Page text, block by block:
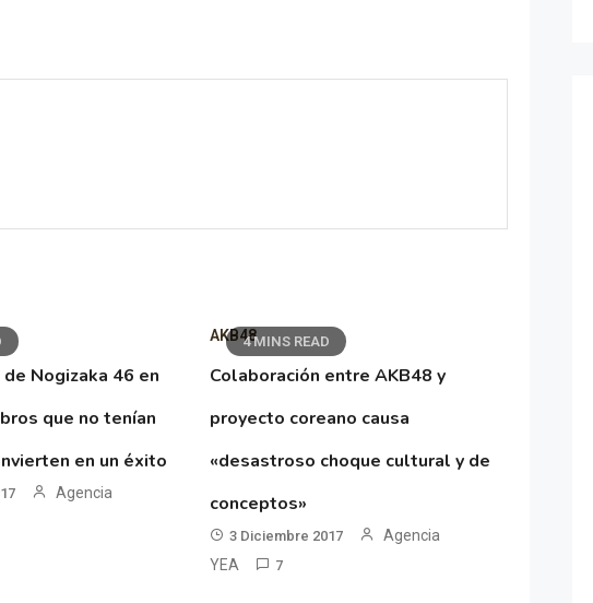
Nogizaka 46 en
que no tenían
en un éxito
Agencia
4 MINS READ
AKB48
Colaboración entre AKB48 y
proyecto coreano causa
«desastroso choque cultural y de
conceptos»
3 Diciembre 2017
Agencia
YEA
7